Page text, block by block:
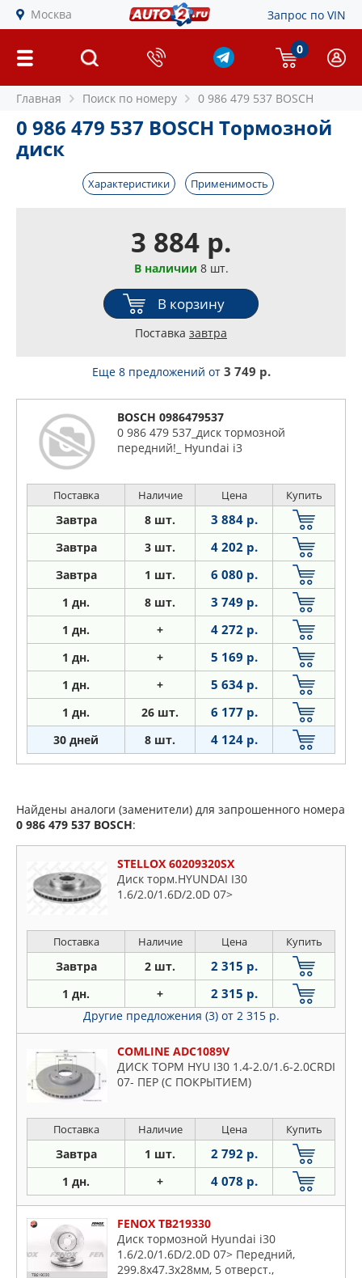
Москва Запрос по VIN
0
Главная Поиск по номеру 0 986 479 537 BOSCH
0 986 479 537 BOSCH Тормозной
диск
Характеристики Применимость
3 884 р.
В наличии 8 шт.
В корзину
Поставка завтра
Еще 8 предложений от 3 749 р.
BOSCH 0986479537
0 986 479 537_диск тормозной
передний!_ Hyundai i3
Поставка Наличие Цена Купить
Завтра 8 шт. 3 884 р.
Завтра 3 шт. 4 202 р.
Завтра 1 шт. 6 080 р.
1 дн. 8 шт. 3 749 р.
1 дн. + 4 272 р.
1 дн. + 5 169 р.
1 дн. + 5 634 р.
1 дн. 26 шт. 6 177 р.
30 дней 8 шт. 4 124 р.
Найдены аналоги (заменители) для запрошенного номера
0 986 479 537 BOSCH:
STELLOX 60209320SX
Диск торм.HYUNDAI I30
1.6/2.0/1.6D/2.0D 07>
Поставка Наличие Цена Купить
Завтра 2 шт. 2 315 р.
1 дн. + 2 315 р.
Другие предложения (3) от 2 315 р.
COMLINE ADC1089V
ДИСК ТОРМ HYU I30 1.4-2.0/1.6-2.0CRDI
07- ПЕР (С ПОКРЫТИЕМ)
Поставка Наличие Цена Купить
Завтра 1 шт. 2 792 р.
1 дн. + 4 078 р.
FENOX TB219330
Диск тормозной Hyundai i30
1.6/2.0/1.6D/2.0D 07> Передний,
299.8x47.3x28мм, 5 отверст.,